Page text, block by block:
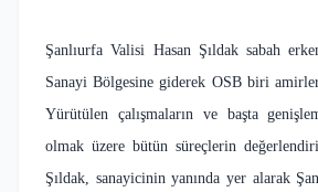
Şanlıurfa Valisi Hasan Şıldak sabah
Sanayi Bölgesine giderek OSB biri
Yürütülen çalışmaların ve başta
olmak üzere bütün süreçlerin
Şıldak, sanayicinin yanında yer alarak